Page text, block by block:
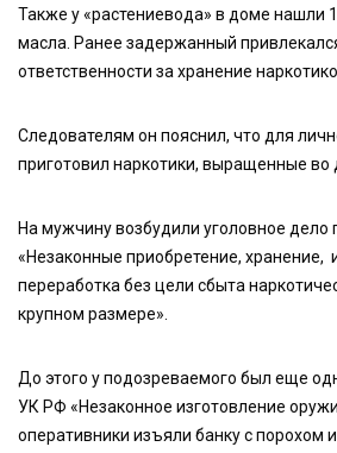
Также у «растениевода» в доме нашли
масла. Ранее задержанный
ответственности за хранение
Следователям он пояснил, что для
приготовил наркотики, выращенные во
На мужчину возбудили уголовное дело
«Незаконные приобретение, хранение,
переработка без цели сбыта
крупном размере».
До этого у подозреваемого был еще
УК РФ «Незаконное изготовление
оперативники изъяли банку с порохом